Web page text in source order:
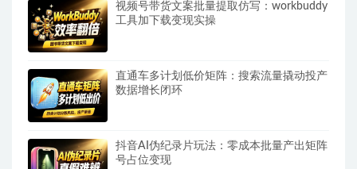
视频号带货文案批量提取仿写：workbuddy
工具加下载变现实操
直通车多计划低价矩阵：搜索流量撬动投产
数据增长闭环
抖音AI伪纪录片玩法：零成本批量产出矩阵
号占位变现